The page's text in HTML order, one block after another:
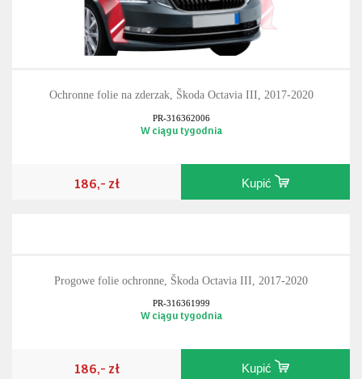
Ochronne folie na zderzak, Škoda Octavia III, 2017-2020
PR-316362006
W ciągu tygodnia
186,- zł Kupić
Progowe folie ochronne, Škoda Octavia III, 2017-2020
PR-316361999
W ciągu tygodnia
186,- zł Kupić